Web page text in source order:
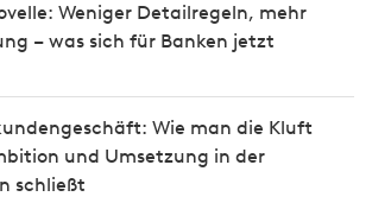
Weniger Detailregeln, mehr
– was sich für Banken jetzt
Wie man die Kluft
und Umsetzung in der
schließt